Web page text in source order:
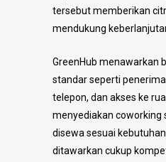
tersebut memberikan
mendukung
GreenHub menawarkan
standar seperti
telepon, dan akses ke
menyediakan coworking
disewa sesuai
ditawarkan cukup